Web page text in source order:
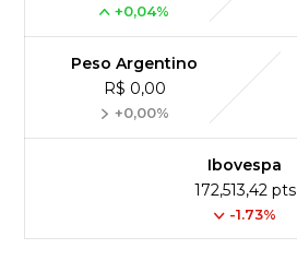
+0,04%
Peso Argentino
R$ 0,00
+0,00%
Ibovespa
172,513,42 pts
-1.73%